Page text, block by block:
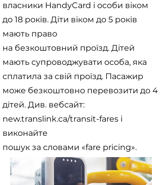
власники HandyCard і особи віком
до 18 років. Діти віком до 5 років
мають право
на безкоштовний проїзд. Дітей
мають супроводжувати особа, яка
сплатила за свій проїзд. Пасажир
може безкоштовно перевозити до 4
дітей. Див. вебсайт:
new.translink.ca/transit-fares і
виконайте
пошук за словами «fare pricing».